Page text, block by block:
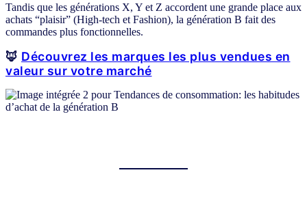
Tandis que les générations X, Y et Z accordent une grande place aux
achats “plaisir” (High-tech et Fashion), la génération B fait des
commandes plus fonctionnelles.
🦊 Découvrez les marques les plus vendues en
valeur sur votre marché